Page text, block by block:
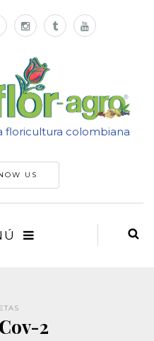
floricultura colombiana
US
2